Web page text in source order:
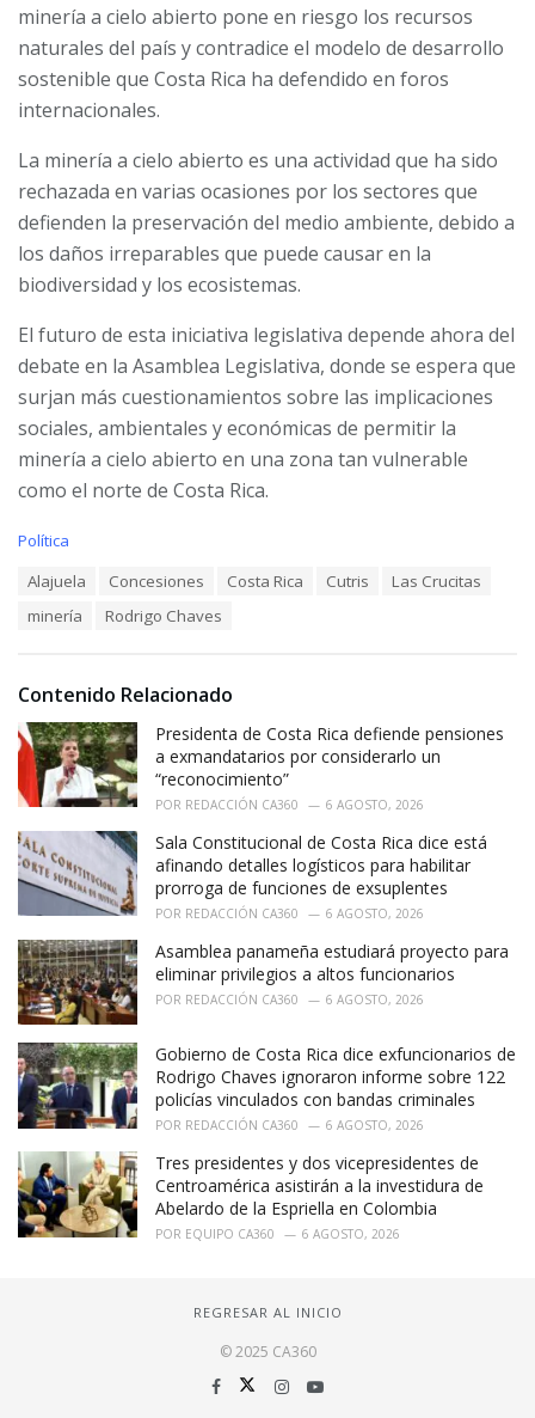
minería a cielo abierto pone en riesgo los recursos
naturales del país y contradice el modelo de desarrollo
sostenible que Costa Rica ha defendido en foros
internacionales.
La minería a cielo abierto es una actividad que ha sido
rechazada en varias ocasiones por los sectores que
defienden la preservación del medio ambiente, debido a
los daños irreparables que puede causar en la
biodiversidad y los ecosistemas.
El futuro de esta iniciativa legislativa depende ahora del
debate en la Asamblea Legislativa, donde se espera que
surjan más cuestionamientos sobre las implicaciones
sociales, ambientales y económicas de permitir la
minería a cielo abierto en una zona tan vulnerable
como el norte de Costa Rica.
C
i
s
:
Política
Alajuela Concesiones Costa Rica Cutris
Las Crucitas
minería
Rodrigo Chaves
Contenido Relacionado
Presidenta de Costa Rica defiende pensiones
a exmandatarios por considerarlo un
“reconocimiento”
POR REDACCIÓN CA360 6 AGOSTO, 2026
Sala Constitucional de Costa Rica dice está
afinando detalles logísticos para habilitar
prorroga de funciones de exsuplentes
POR REDACCIÓN CA360 6 AGOSTO, 2026
Asamblea panameña estudiará proyecto para
eliminar privilegios a altos funcionarios
POR REDACCIÓN CA360 6 AGOSTO, 2026
Gobierno de Costa Rica dice exfuncionarios de
Rodrigo Chaves ignoraron informe sobre 122
policías vinculados con bandas criminales
POR REDACCIÓN CA360 6 AGOSTO, 2026
Tres presidentes y dos vicepresidentes de
Centroamérica asistirán a la investidura de
Abelardo de la Espriella en Colombia
POR EQUIPO CA360 6 AGOSTO, 2026
REGRESAR AL INICIO
© 2025 CA360